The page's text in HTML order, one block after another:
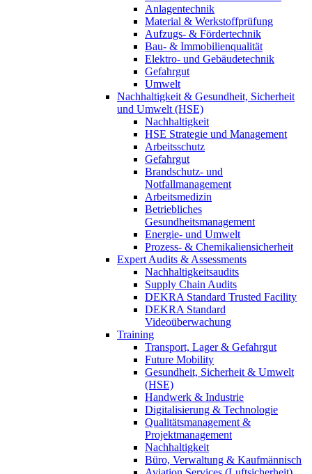
Anlagentechnik
Material & Werkstoffprüfung
Aufzugs- & Fördertechnik
Bau- & Immobilienqualität
Elektro- und Gebäudetechnik
Gefahrgut
Umwelt
Nachhaltigkeit & Gesundheit, Sicherheit
und Umwelt (HSE)
Nachhaltigkeit
HSE Strategie und Management
Arbeitsschutz
Gefahrgut
Brandschutz- und
Notfallmanagement
Arbeitsmedizin
Betriebliches
Gesundheitsmanagement
Energie- und Umwelt
Prozess- & Chemikaliensicherheit
Expert Audits & Assessments
Nachhaltigkeitsaudits
Supply Chain Audits
DEKRA Standard Trusted Facility
DEKRA Standard
Videoüberwachung
Training
Transport, Lager & Gefahrgut
Future Mobility
Gesundheit, Sicherheit & Umwelt
(HSE)
Handwerk & Industrie
Digitalisierung & Technologie
Qualitätsmanagement &
Projektmanagement
Nachhaltigkeit
Büro, Verwaltung & Kaufmännisch